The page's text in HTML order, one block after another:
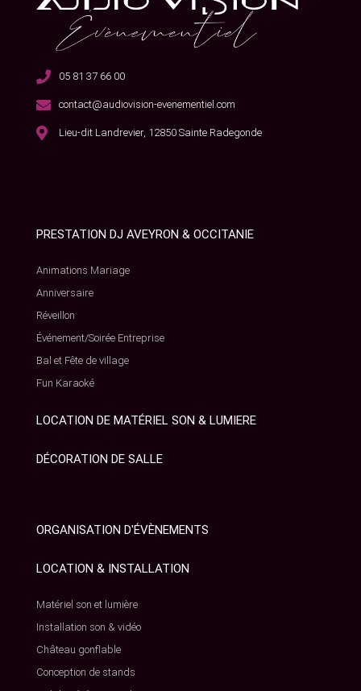
05 81 37 66 00
contact@audiovision-evenementiel.com
Lieu-dit Landrevier, 12850 Sainte Radegonde
PRESTATION DJ AVEYRON & OCCITANIE
Animations Mariage
Anniversaire
Réveillon
Événement/Soirée Entreprise
Bal et Fête de village
Fun Karaoké
LOCATION DE MATÉRIEL SON & LUMIERE
DÉCORATION DE SALLE
ORGANISATION D'ÉVÈNEMENTS
LOCATION & INSTALLATION
Matériel son et lumière
Installation son & vidéo
Château gonflable
Conception de stands